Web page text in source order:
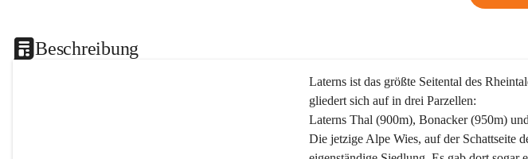
Beschreibung
Laterns ist das größte Seitental des
gliedert sich auf in drei Parzellen:
Laterns Thal (900m), Bonacker (950m)
Die jetzige Alpe Wies, auf der Schattseite